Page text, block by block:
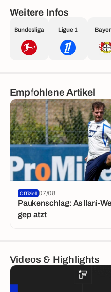
Weitere Infos
Bundesliga Ligue 1
Empfohlene Artikel
Paukenschlag: Asllani-
geplatzt
Offiziell 07/08
Videos & Highlights